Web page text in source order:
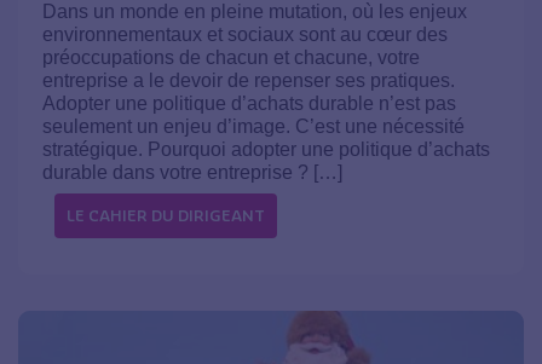
Dans un monde en pleine mutation, où les enjeux
environnementaux et sociaux sont au cœur des
préoccupations de chacun et chacune, votre
entreprise a le devoir de repenser ses pratiques.
Adopter une politique d’achats durable n’est pas
seulement un enjeu d’image. C’est une nécessité
stratégique. Pourquoi adopter une politique d’achats
durable dans votre entreprise ? […]
LE CAHIER DU DIRIGEANT